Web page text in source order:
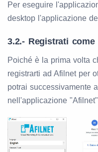
Per eseguire
desktop l'applicazione
3.2.- Registrati
Poiché è la prima volta
registrarti ad Afilnet per
potrai successivamente
nell'applicazione